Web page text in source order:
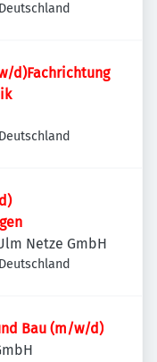
d)Fachrichtung
Netze GmbH
Bau (m/w/d)